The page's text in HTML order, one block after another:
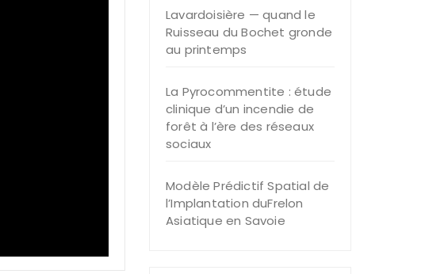
Lavardoisière — quand le
Ruisseau du Bochet gronde
au printemps
La Pyrocommentite : étude
clinique d’un incendie de
forêt à l’ère des réseaux
sociaux
Modèle Prédictif Spatial de
l’Implantation duFrelon
Asiatique en Savoie